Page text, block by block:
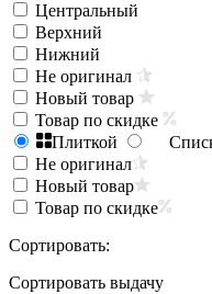
Центральный
Верхний
Нижний
Не оригинал
Новый товар
Товар по скидке
Плиткой
Не оригинал
Новый товар
Товар по скидке
Сортировать:
Сортировать выдачу